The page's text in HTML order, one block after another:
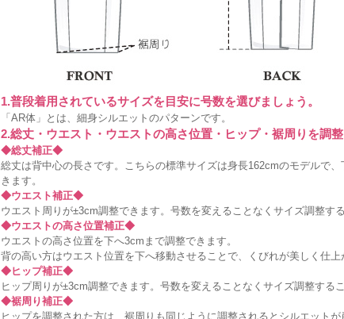
1.普段着用されているサイズを目安に号数を選びましょう。
「AR体」とは、細身シルエットのパターンです。
2.総丈・ウエスト・ウエストの高さ位置・ヒップ・裾周りを調整
◆総丈補正◆
総丈は背中心の長さです。こちらの標準サイズは身長162cmのモデルで
きます。
◆ウエスト補正◆
ウエスト周りが±3cm調整できます。号数を変えることなくサイズ調整す
◆ウエストの高さ位置補正◆
ウエストの高さ位置を下へ3cmまで調整できます。
背の高い方はウエスト位置を下へ移動させることで、くびれが美しく仕上
◆ヒップ補正◆
ヒップ周りが±3cm調整できます。号数を変えることなくサイズ調整する
◆裾周り補正◆
ヒップを調整された方は、裾周りも同じように調整されるとシルエットが